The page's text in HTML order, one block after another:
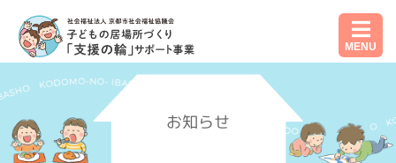
MENU
お知らせ